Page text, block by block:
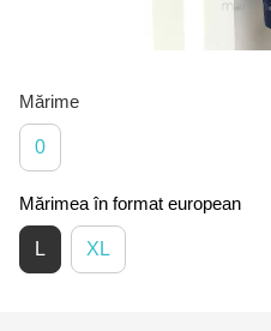
Mărime
0
Mărimea în format european
L XL